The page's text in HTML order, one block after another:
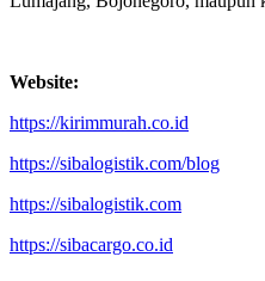
Website:
https://kirimmurah.co.id
https://sibalogistik.com/blog
https://sibalogistik.com
https://sibacargo.co.id